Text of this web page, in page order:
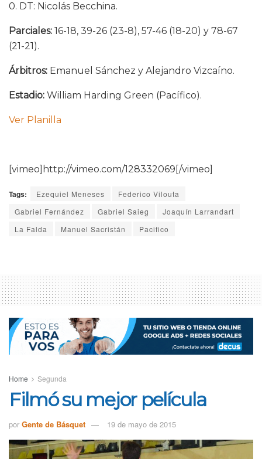
0. DT: Nicolás Becchina.
Parciales: 16-18, 39-26 (23-8), 57-46 (18-20) y 78-67
(21-21).
Árbitros: Emanuel Sánchez y Alejandro Vizcaíno.
Estadio: William Harding Green (Pacífico).
Ver Planilla
[vimeo]http://vimeo.com/128332069[/vimeo]
Tags: Ezequiel Meneses
Federico Vilouta
Gabriel Fernández
Gabriel Saieg
Joaquín Larrandart
La Falda
Manuel Sacristán Pacifico
Home Segunda
Filmó su mejor película
por Gente de Básquet 19 de mayo de 2015